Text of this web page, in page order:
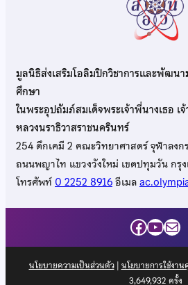
มูลนิธิส่งเสริมโอลิมปิกวิชาการและพัฒน
ศึกษา
ในพระอุปถัมภ์สมเด็จพระเจ้าพี่นางเธอ
หลวงนราธิวาสราชนครินทร์
254 ตึกเคมี 2 คณะวิทยาศาสตร์ จุฬาลง
ถนนพญาไท แขวงวังใหม่ เขตปทุมวัน กรุ
โทรศัพท์0 2252 8916อีเมล
Mail
นโยบายความเป็นส่วนตัว| นโยบายการใช้งา
3,649,932 ครั้ง